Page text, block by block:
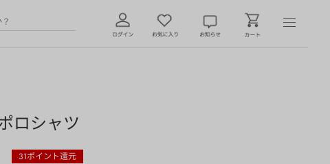
ロシャツ
31ポイント還元